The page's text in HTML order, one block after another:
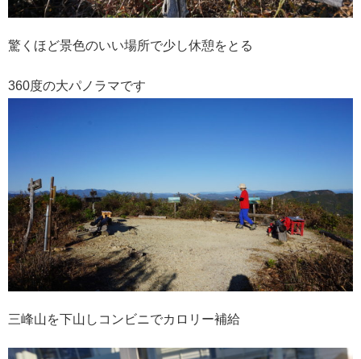
驚くほど景色のいい場所で少し休憩をとる
360度の大パノラマです
三峰山を下山しコンビニでカロリー補給